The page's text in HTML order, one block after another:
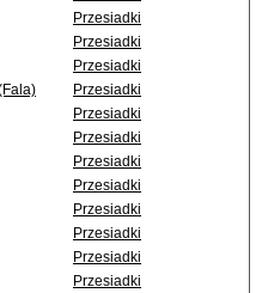
Przesiadki
Przesiadki
Przesiadki
Przesiadki
Przesiadki
Przesiadki
Przesiadki
Przesiadki
Przesiadki
Przesiadki
Przesiadki
Przesiadki